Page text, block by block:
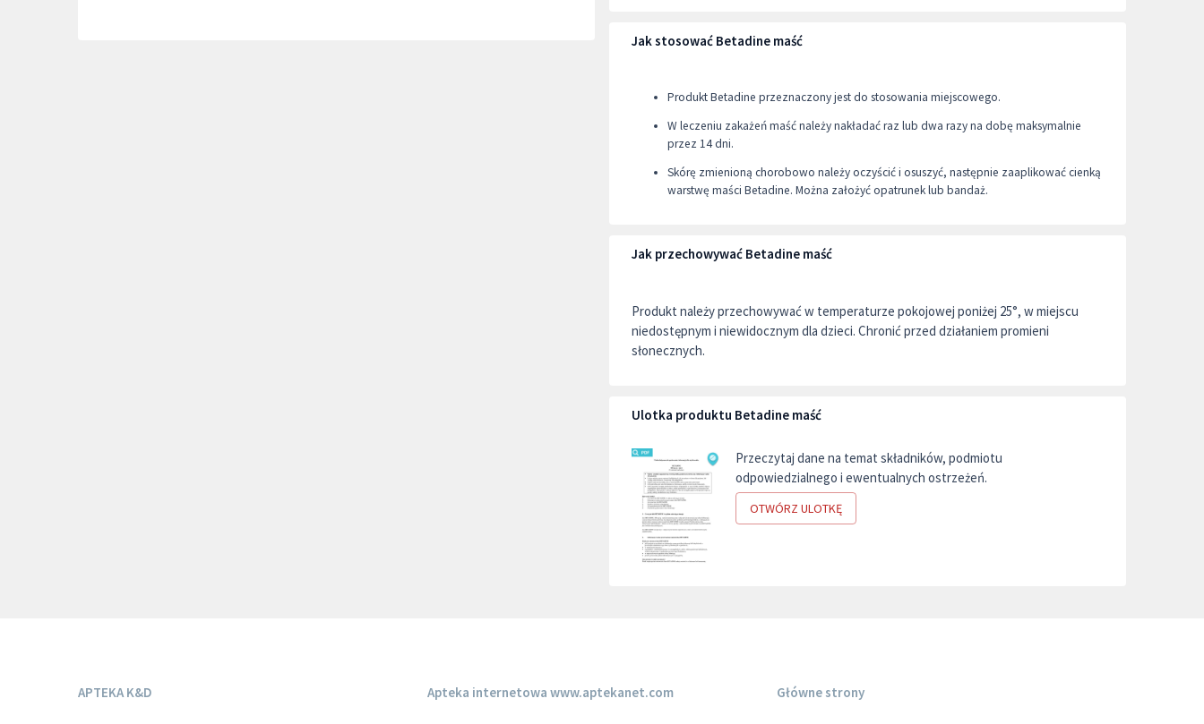
Jak stosować Betadine maść
Produkt Betadine przeznaczony jest do stosowania miejscowego.
W leczeniu zakażeń maść należy nakładać raz lub dwa razy na dobę maksymalnie
przez 14 dni.
Skórę zmienioną chorobowo należy oczyścić i osuszyć, następnie zaaplikować cienką
warstwę maści Betadine. Można założyć opatrunek lub bandaż.
Jak przechowywać Betadine maść
Produkt należy przechowywać w temperaturze pokojowej poniżej 25°, w miejscu
niedostępnym i niewidocznym dla dzieci. Chronić przed działaniem promieni
słonecznych.
Ulotka produktu Betadine maść
Przeczytaj dane na temat składników, podmiotu
odpowiedzialnego i ewentualnych ostrzeżeń.
OTWÓRZ ULOTKĘ
APTEKA K&D Apteka internetowa www.aptekanet.com Główne strony